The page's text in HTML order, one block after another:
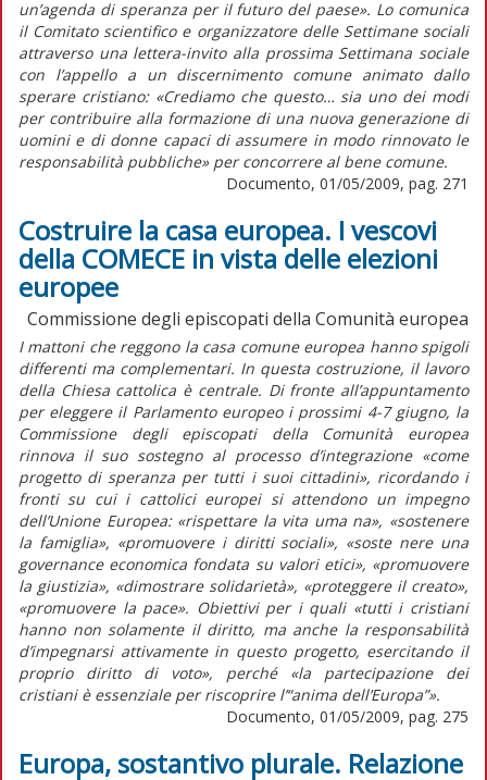
un’agenda di speranza per il futuro del paese». Lo comunica
il Comitato scientifico e organizzatore delle Settimane sociali
attraverso una lettera-invito alla prossima Settimana sociale
con l’appello a un discernimento comune animato dallo
sperare cristiano: «Crediamo che questo… sia uno dei modi
per contribuire alla formazione di una nuova generazione di
uomini e di donne capaci di assumere in modo rinnovato le
responsabilità pubbliche» per concorrere al bene comune.
Documento, 01/05/2009, pag. 271
Costruire la casa europea. I vescovi
della COMECE in vista delle elezioni
europee
Commissione degli episcopati della Comunità europea
I mattoni che reggono la casa comune europea hanno spigoli
differenti ma complementari. In questa costruzione, il lavoro
della Chiesa cattolica è centrale. Di fronte all’appuntamento
per eleggere il Parlamento europeo i prossimi 4-7 giugno, la
Commissione degli episcopati della Comunità europea
rinnova il suo sostegno al processo d’integrazione «come
progetto di speranza per tutti i suoi cittadini», ricordando i
fronti su cui i cattolici europei si attendono un impegno
dell’Unione Europea: «rispettare la vita uma na», «sostenere
la famiglia», «promuovere i diritti sociali», «soste nere una
governance economica fondata su valori etici», «promuovere
la giustizia», «dimostrare solidarietà», «proteggere il creato»,
«promuovere la pace». Obiettivi per i quali «tutti i cristiani
hanno non solamente il diritto, ma anche la responsabilità
d’impegnarsi attivamente in questo progetto, esercitando il
proprio diritto di voto», perché «la partecipazione dei
cristiani è essenziale per riscoprire l’“anima dell’Europa”».
Documento, 01/05/2009, pag. 275
Europa, sostantivo plurale. Relazione